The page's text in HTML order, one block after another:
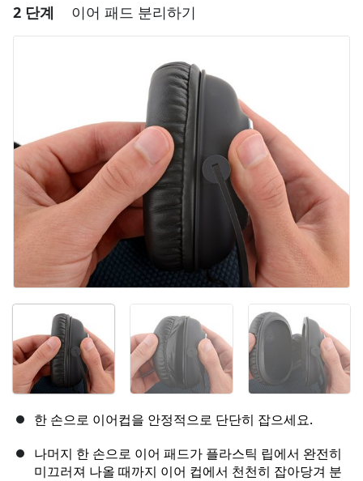
2 단계 이어 패드 분리하기
한 손으로 이어컵을 안정적으로 단단히 잡으세요.
나머지 한 손으로 이어 패드가 플라스틱 립에서 완전히
미끄러져 나올 때까지 이어 컵에서 천천히 잡아당겨 분